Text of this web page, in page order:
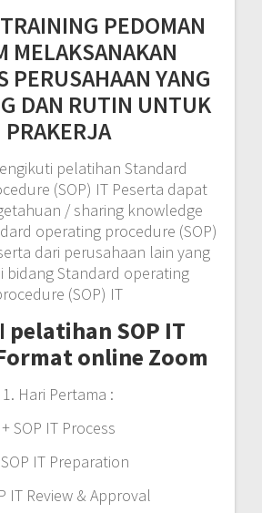
PEDOMAN
MELAKSANAKAN
PERUSAHAAN YANG
DAN RUTIN UNTUK
PRAKERJA
pelatihan Standard
(SOP) IT Peserta dapat
/ sharing knowledge
operating procedure (SOP)
dari perusahaan lain yang
bidang Standard operating
(SOP) IT
pelatihan SOP IT
online Zoom
1. Hari Pertama :
+ SOP IT Process
IT Preparation
IT Review & Approval